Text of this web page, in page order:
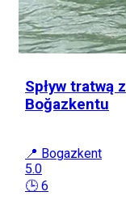
Spływ tratwą z
Boğazkentu
📍 Bogazkent
5.0
🕒 6